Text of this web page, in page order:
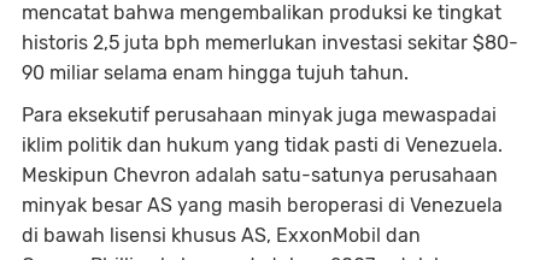
mencatat bahwa mengembalikan produksi ke tingkat
historis 2,5 juta bph memerlukan investasi sekitar $80-
90 miliar selama enam hingga tujuh tahun.
Para eksekutif perusahaan minyak juga mewaspadai
iklim politik dan hukum yang tidak pasti di Venezuela.
Meskipun Chevron adalah satu-satunya perusahaan
minyak besar AS yang masih beroperasi di Venezuela
di bawah lisensi khusus AS, ExxonMobil dan